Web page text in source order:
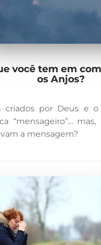
você tem em
os Anjos?
criados por Deus e
“mensageiro”…
a mensagem?